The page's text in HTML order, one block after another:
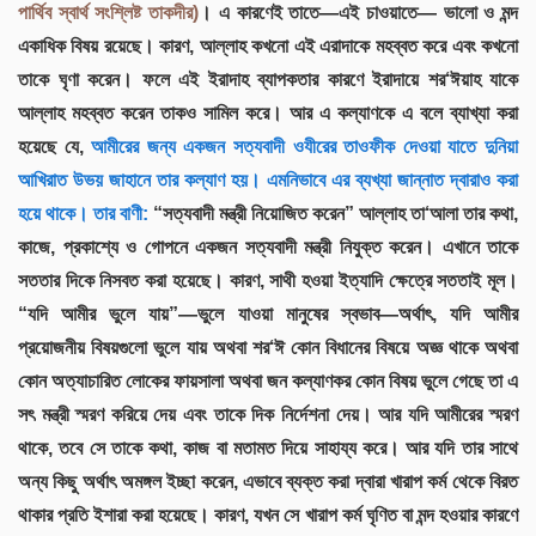
পার্থিব স্বার্থ সংশ্লিষ্ট তাকদীর) । এ কারণেই তাতে—এই চাওয়াতে— ভালো ও মন্দ
একাধিক বিষয় রয়েছে। কারণ, আল্লাহ কখনো এই এরাদাকে মহব্বত করে এবং কখনো
তাকে ঘৃণা করেন। ফলে এই ইরাদাহ ব্যাপকতার কারণে ইরাদায়ে শর‘ঈয়াহ যাকে
আল্লাহ মহব্বত করেন তাকও সামিল করে। আর এ কল্যাণকে এ বলে ব্যাখ্যা করা
হয়েছে যে,আমীরের জন্য একজন সত্যবাদী ওযীরের তাওফীক দেওয়া যাতে দুনিয়া
আখিরাত উভয় জাহানে তার কল্যাণ হয়। এমনিভাবে এর ব্যখ্যা জান্নাত দ্বারাও করা
হয়ে থাকে। তার বাণী: “সত্যবাদী মন্ত্রী নিয়োজিত করেন” আল্লাহ তা‘আলা তার কথা,
কাজে, প্রকাশ্যে ও গোপনে একজন সত্যবাদী মন্ত্রী নিযুক্ত করেন। এখানে তাকে
সততার দিকে নিসবত করা হয়েছে। কারণ, সাথী হওয়া ইত্যাদি ক্ষেত্রে সততাই মূল।
“যদি আমীর ভুলে যায়”—ভুলে যাওয়া মানুষের স্বভাব—অর্থাৎ, যদি আমীর
প্রয়োজনীয় বিষয়গুলো ভুলে যায় অথবা শর‘ঈ কোন বিধানের বিষয়ে অজ্ঞ থাকে অথবা
কোন অত্যাচারিত লোকের ফায়সালা অথবা জন কল্যাণকর কোন বিষয় ভুলে গেছে তা এ
সৎ মন্ত্রী স্মরণ করিয়ে দেয় এবং তাকে দিক নির্দেশনা দেয়। আর যদি আমীরের স্মরণ
থাকে, তবে সে তাকে কথা, কাজ বা মতামত দিয়ে সাহায্য করে। আর যদি তার সাথে
অন্য কিছু অর্থাৎ অমঙ্গল ইচ্ছা করেন, এভাবে ব্যক্ত করা দ্বারা খারাপ কর্ম থেকে বিরত
থাকার প্রতি ইশারা করা হয়েছে। কারণ, যখন সে খারাপ কর্ম ঘৃণিত বা মন্দ হওয়ার কারণে